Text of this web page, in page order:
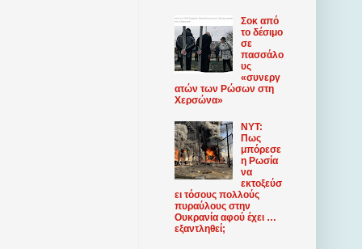
Σοκ από
το δέσιμο
σε
πασσάλο
υς
«συνεργ
ατών των Ρώσων στη
Χερσώνα»
NYT:
Πως
μπόρεσε
η Ρωσία
να
εκτοξεύσ
ει τόσους πολλούς
πυραύλους στην
Ουκρανία αφού έχει …
εξαντληθεί;